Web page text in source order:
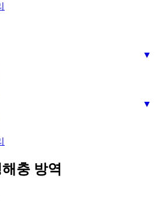
▼
▼
해충 방역